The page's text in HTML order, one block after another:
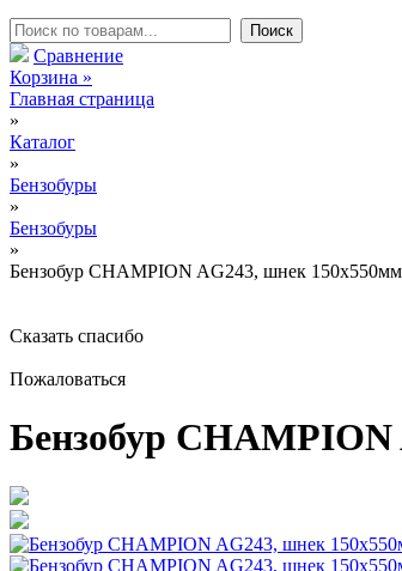
Сравнение
Корзина »
Главная страница
»
Каталог
»
Бензобуры
»
Бензобуры
»
Бензобур CHAMPION AG243, шнек 150х550мм
Сказать спасибо
Пожаловаться
Бензобур